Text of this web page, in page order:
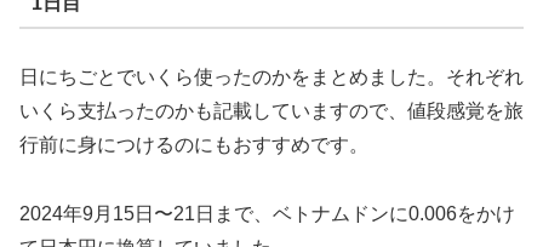
日にちごとでいくら使ったのかをまとめました。それぞれ
いくら支払ったのかも記載していますので、値段感覚を旅
行前に身につけるのにもおすすめです。
2024年9月15日〜21日まで、ベトナムドンに0.006をかけ